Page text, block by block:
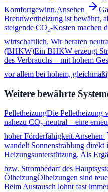
Komfortgewinn.Ansehen
Brennwertheizung ist bewährt,
steigende CO₂-Kosten machen
wirtschaftlich. Wir beraten
(BHKW)Ein BHKW erzeugt
des Verbrauchs – mit hohem
vor allem bei hohem,
Weitere bewährte
PelletheizungDie Pelletheizung
nahezu CO₂-neutral – eine
hoher Förderfähigkeit.Ansehen
wandelt Sonnenstrahlung
Heizungsunterstützung. Als
bzw. Strombedarf des
ÖlheizungÖlheizungen sind
Beim Austausch lohnt fast